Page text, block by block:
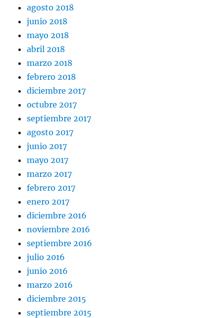
agosto 2018
junio 2018
mayo 2018
abril 2018
marzo 2018
febrero 2018
diciembre 2017
octubre 2017
septiembre 2017
agosto 2017
junio 2017
mayo 2017
marzo 2017
febrero 2017
enero 2017
diciembre 2016
noviembre 2016
septiembre 2016
julio 2016
junio 2016
marzo 2016
diciembre 2015
septiembre 2015